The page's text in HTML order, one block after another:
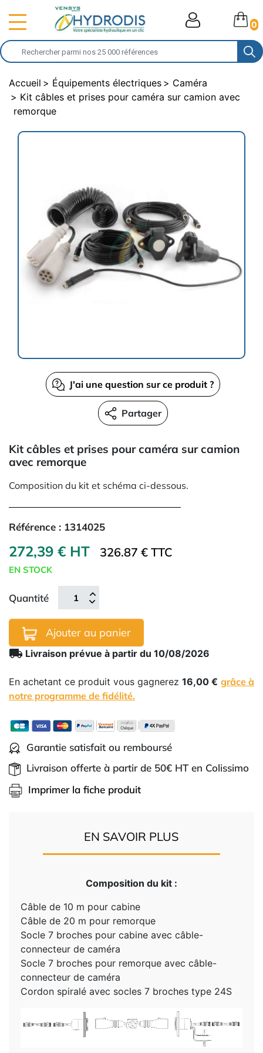
0
Accueil Équipements électriques
Caméra
Kit câbles et prises pour caméra sur camion avec
remorque
J'ai une question sur ce produit ?
Partager
Kit câbles et prises pour caméra sur camion
avec remorque
Composition du kit et schéma ci-dessous.
Référence : 1314025
272,39 € HT 326.87 € TTC
EN STOCK
Quantité
Ajouter au panier
local_shipping Livraison prévue à partir du 10/08/2026
En achetant ce produit vous gagnerez 16,00 € grâce à
notre programme de fidélité.
Garantie satisfait ou remboursé
Livraison offerte à partir de 50€ HT en Colissimo
Imprimer la fiche produit
EN SAVOIR PLUS
Composition du kit :
Câble de 10 m pour cabine
Câble de 20 m pour remorque
Socle 7 broches pour cabine avec câble-
connecteur de caméra
Socle 7 broches pour remorque avec câble-
connecteur de caméra
Cordon spiralé avec socles 7 broches type 24S